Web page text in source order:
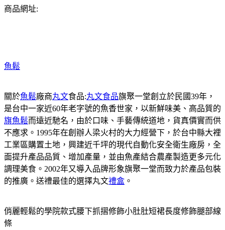
商品網址:
魚鬆
關於魚鬆廠商丸文食品:丸文食品旗聚一堂創立於民國39年，
是台中一家近60年老字號的魚香世家，以新鮮味美、高品質的
旗魚鬆而遠近馳名，由於口味、手藝傳統道地，貨真價實而供
不應求。1995年在創辦人梁火村的大力經營下，於台中縣大裡
工業區購置土地，興建近千坪的現代自動化安全衛生廠房，全
面提升產品品質、增加產量，並由魚產結合農產製造更多元化
調理美食。2002年又導入品牌形象旗聚一堂而致力於產品包裝
的推廣。送禮最佳的選擇丸文禮盒 。
俏麗輕鬆的學院款式腰下抓摺修飾小肚肚短裙長度修飾腿部線
條